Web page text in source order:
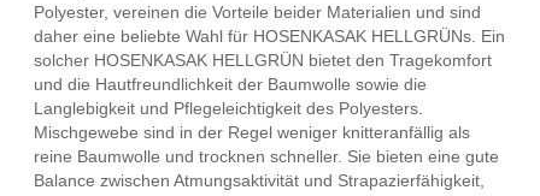
Polyester, vereinen die Vorteile beider Materialien und sind
daher eine beliebte Wahl für HOSENKASAK HELLGRÜNs. Ein
solcher HOSENKASAK HELLGRÜN bietet den Tragekomfort
und die Hautfreundlichkeit der Baumwolle sowie die
Langlebigkeit und Pflegeleichtigkeit des Polyesters.
Mischgewebe sind in der Regel weniger knitteranfällig als
reine Baumwolle und trocknen schneller. Sie bieten eine gute
Balance zwischen Atmungsaktivität und Strapazierfähigkeit,